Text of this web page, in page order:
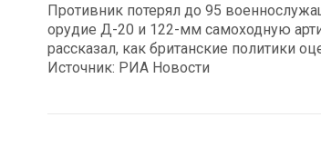
Противник потерял до 95
орудие Д-20 и 122-мм самоходную
рассказал, как британские политики
Источник: РИА Новости